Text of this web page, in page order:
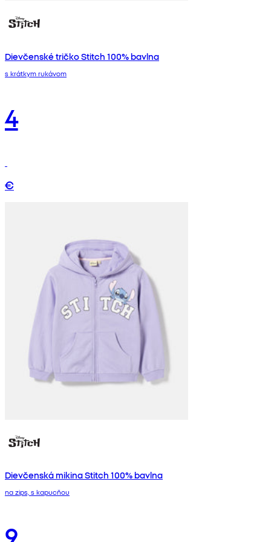
Dievčenské tričko Stitch 100% bavlna
s krátkym rukávom
4
€
Dievčenská mikina Stitch 100% bavlna
na zips, s kapucňou
9